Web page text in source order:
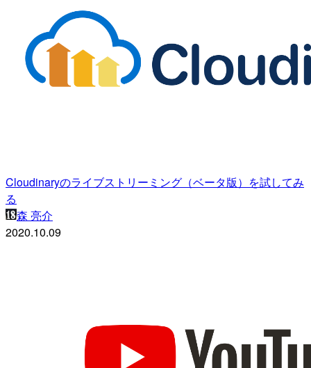
Cloudinaryのライブストリーミング（ベータ版）を試してみ
る
森 亮介
2020.10.09